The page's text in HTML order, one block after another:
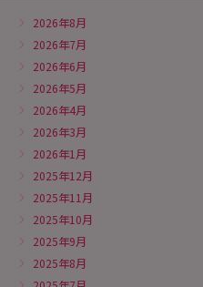
2026年8月
2026年7月
2026年6月
2026年5月
2026年4月
2026年3月
2026年1月
2025年12月
2025年11月
2025年10月
2025年9月
2025年8月